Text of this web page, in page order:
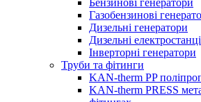
Бензинові генератори
Газобензинові
Дизельні генератори
Дизельні
Інверторні генератори
Труби та фітинги
KAN-therm PP
KAN-therm PRESS